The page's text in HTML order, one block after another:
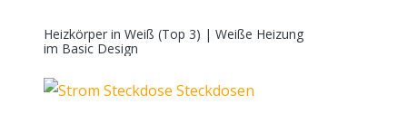
Heizkörper in Weiß (Top 3) | Weiße Heizung
im Basic Design